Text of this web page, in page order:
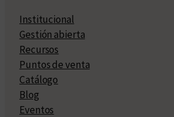
Institucional
Gestión abierta
Recursos
Puntos de venta
Catálogo
Blog
Eventos